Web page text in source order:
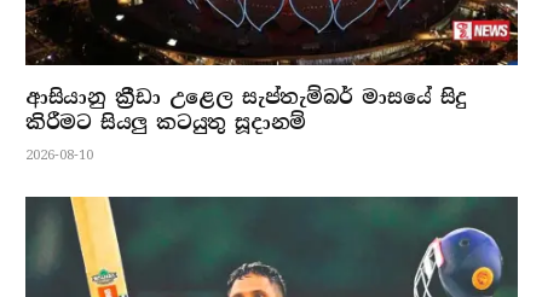
ආසියානු ක්‍රීඩා උළෙල සැප්තැම්බර් මාසයේ සිදු
කිරීමට සියලු කටයුතු සූදානම්
2026-08-10